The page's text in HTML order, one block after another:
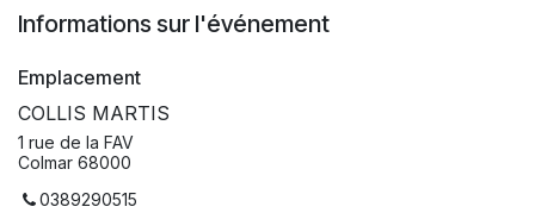
Informations sur l'événement
Emplacement
COLLIS MARTIS
1 rue de la FAV
Colmar 68000
0389290515